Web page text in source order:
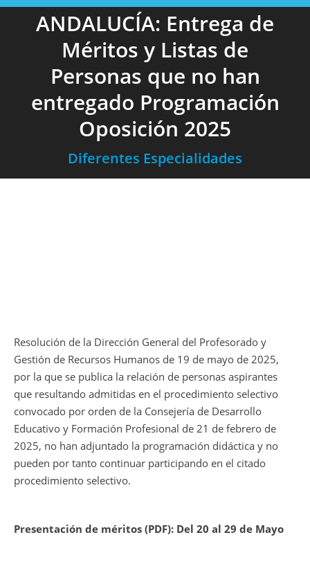
ANDALUCÍA: Entrega de
Méritos y Listas de
Personas que no han
entregado Programación
Oposición 2025
Diferentes Especialidades
Resolución de la Dirección General del Profesorado y
Gestión de Recursos Humanos de 19 de mayo de 2025,
por la que se publica la relación de personas aspirantes
que resultando admitidas en el procedimiento selectivo
convocado por orden de la Consejería de Desarrollo
Educativo y Formación Profesional de 21 de febrero de
2025, no han adjuntado la programación didáctica y no
pueden por tanto continuar participando en el citado
procedimiento selectivo.
Presentación de méritos (PDF): Del 20 al 29 de Mayo